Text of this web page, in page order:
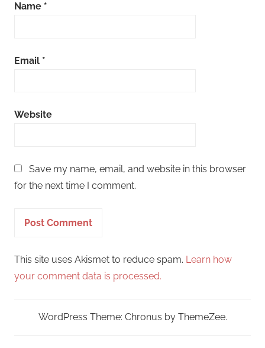
Name *
Email *
Website
Save my name, email, and website in this browser
for the next time I comment.
This site uses Akismet to reduce spam. Learn how
your comment data is processed.
WordPress Theme: Chronus by ThemeZee.